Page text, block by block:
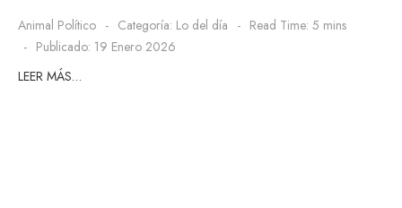
Animal Político Categoría: Lo del día
Read Time: 5 mins
Publicado: 19 Enero 2026
LEER MÁS…